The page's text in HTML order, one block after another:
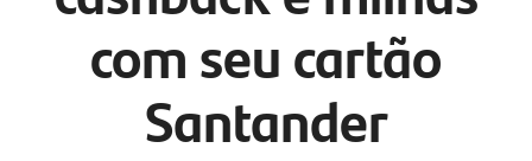
com seu cartão
Santander